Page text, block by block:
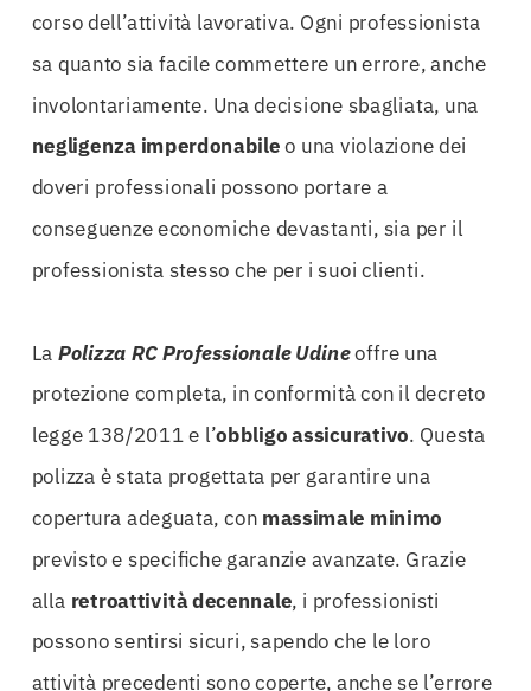
corso dell’attività lavorativa. Ogni professionista
sa quanto sia facile commettere un errore, anche
involontariamente. Una decisione sbagliata, una
negligenza imperdonabileo una violazione dei
doveri professionali possono portare a
conseguenze economiche devastanti, sia per il
professionista stesso che per i suoi clienti.
La Polizza RC Professionale Udineoffre una
protezione completa, in conformità con il decreto
legge 138/2011 e l’obbligo assicurativo. Questa
polizza è stata progettata per garantire una
copertura adeguata, con massimale minimo
previsto e specifiche garanzie avanzate. Grazie
alla retroattività decennale, i professionisti
possono sentirsi sicuri, sapendo che le loro
attività precedenti sono coperte, anche se l’errore